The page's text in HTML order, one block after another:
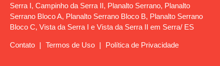
Serra I, Campinho da Serra II, Planalto Serrano, Planalto
Serrano Bloco A, Planalto Serrano Bloco B, Planalto Serrano
Bloco C, Vista da Serra I e Vista da Serra II em Serra/ ES
Contato | Termos de Uso | Política de Privacidade